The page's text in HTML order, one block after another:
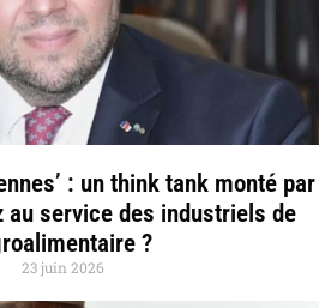
: un think tank monté par
au service des industriels de
?
23 juin 2026